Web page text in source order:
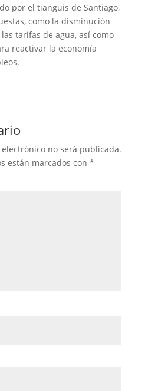
por el tianguis de Santiago,
como la disminución
tarifas de agua, así como
reactivar la economía
no será publicada.
están marcados con *